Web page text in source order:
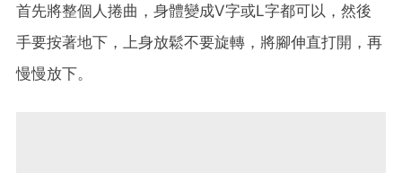
首先將整個人捲曲，身體變成V字或L字都可以，然後
手要按著地下，上身放鬆不要旋轉，將腳伸直打開，再
慢慢放下。